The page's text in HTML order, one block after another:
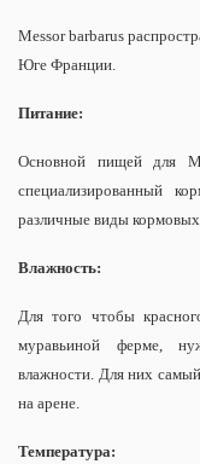
Messor barbarus
Юге Франции.
Питание:
Основной пищей для
специализированный
различные виды кормовых
Влажность:
Для того чтобы
муравьиной ферме,
влажности. Для них
на арене.
Температура: